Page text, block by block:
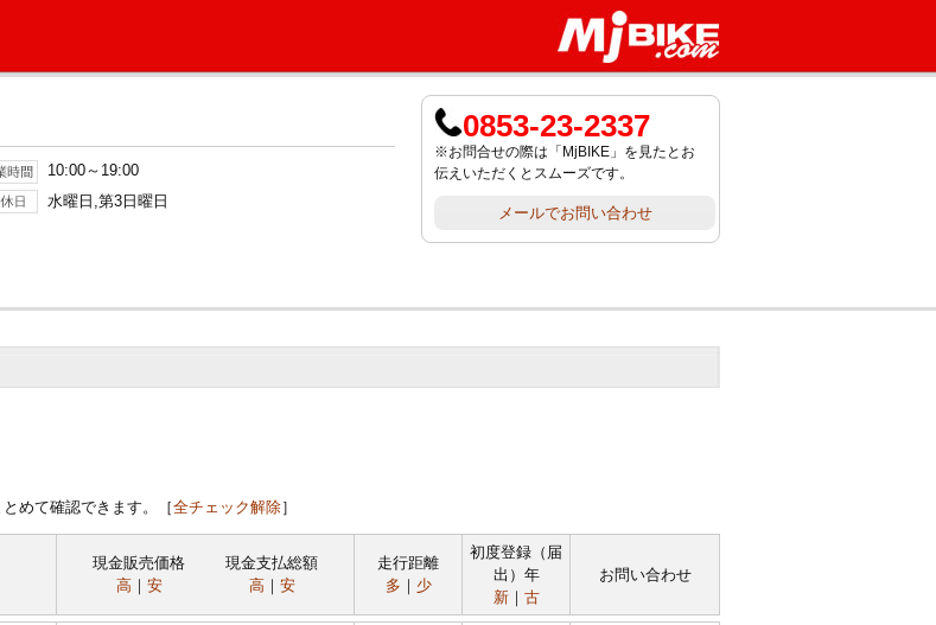
0853-23-2337
※お問合せの際は「MjBIKE」を見たとお
伝えいただくとスムーズです。
メールでお問い合わせ
10:00～19:00
水曜日,第3日曜日
めて確認できます。［全チェック解除］
現金販売価格
高｜ 安
現金支払総額
高｜ 安
走行距離
多 ｜ 少
初度登録（届
出）年
新｜ 古
お問い合わせ